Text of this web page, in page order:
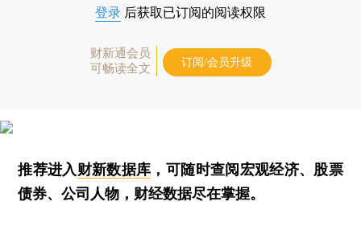
登录 后获取已订阅的阅读权限
财新通会员
可畅读全文
订阅/会员升级
推荐进入财新数据库 ，可随时查阅宏观经济、股票
债券、公司人物，财经数据尽在掌握。